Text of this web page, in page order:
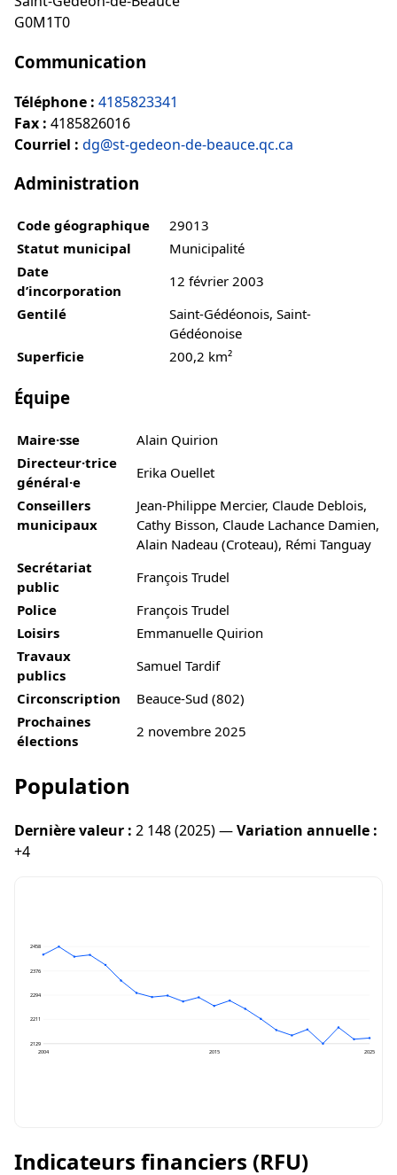
G0M1T0
Communication
Téléphone : 4185823341
Fax : 4185826016
Courriel : dg@st-gedeon-de-beauce.qc.ca
Administration
Code géographique
29013
Statut municipal
Municipalité
Date
d’incorporation
12 février 2003
Gentilé
Saint-Gédéonois, Saint-
Gédéonoise
Superficie
200,2 km²
Équipe
Maire·sse
Alain Quirion
Directeur·trice
général·e
Erika Ouellet
Conseillers
municipaux
Jean-Philippe Mercier, Claude Deblois,
Cathy Bisson, Claude Lachance Damien,
Alain Nadeau (Croteau), Rémi Tanguay
Secrétariat
public
François Trudel
Police
François Trudel
Loisirs
Emmanuelle Quirion
Travaux
publics
Samuel Tardif
Circonscription
Beauce-Sud (802)
Prochaines
élections
2 novembre 2025
Population
Dernière valeur : 2 148 (2025) —Variation annuelle :
+4
2458
2376
2294
2211
2129
2004
2015 2025
Indicateurs financiers (RFU)